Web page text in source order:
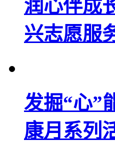
润心伴成
兴志愿服
发掘“心”
康月系列